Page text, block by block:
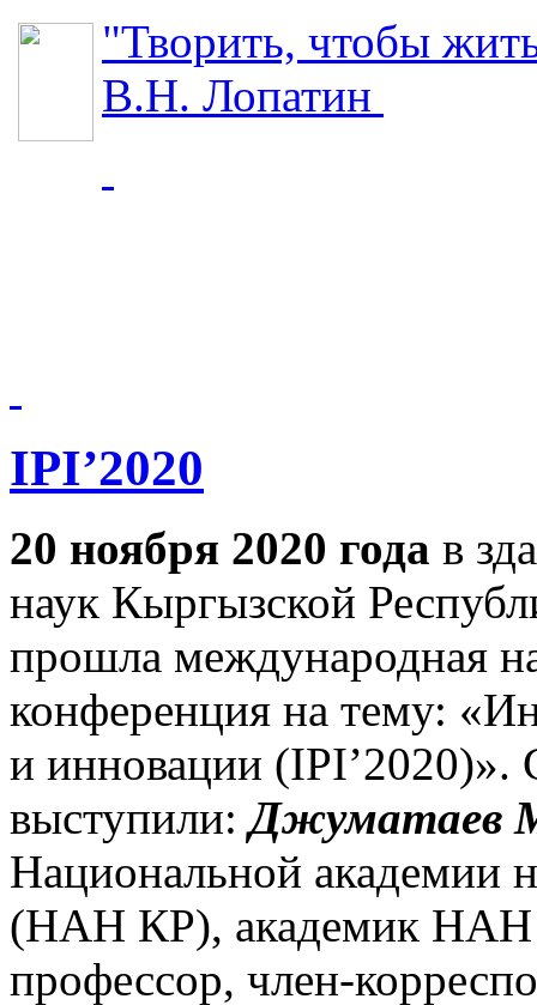
"Творить, чтобы
В.Н. Лопатин
IPI’2020
20 ноября 2020 года в
наук Кыргызской
прошла международная
конференция на тему:
и инновации
выступили:Джуматаев
Национальной академии
(НАН КР), академик
профессор, член-